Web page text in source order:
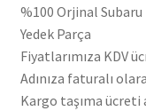
%100 Orjinal
Yedek Parça
Fiyatlarımıza KDV
Adınıza faturalı
Kargo taşıma ücreti